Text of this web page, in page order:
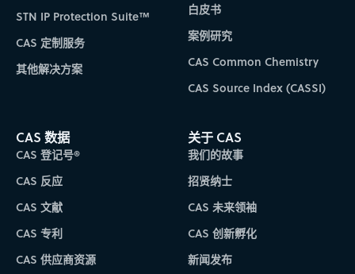
STN IP Protection Suite™
CAS 定制服务
其他解决方案
白皮书
案例研究
CAS Common Chemistry
CAS Source Index (CASSI)
CAS 数据
CAS 登记号®
CAS 反应
CAS 文献
CAS 专利
CAS 供应商资源
关于 CAS
我们的故事
招贤纳士
CAS 未来领袖
CAS 创新孵化
新闻发布